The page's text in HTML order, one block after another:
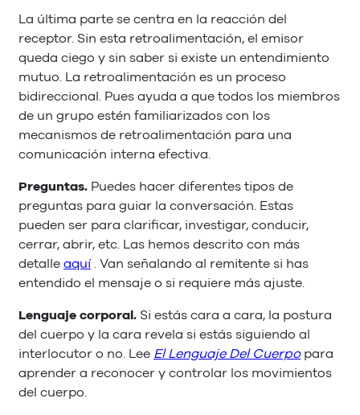
La última parte se centra en la reacción del
receptor. Sin esta retroalimentación, el emisor
queda ciego y sin saber si existe un entendimiento
mutuo. La retroalimentación es un proceso
bidireccional. Pues ayuda a que todos los miembros
de un grupo estén familiarizados con los
mecanismos de retroalimentación para una
comunicación interna efectiva.
Preguntas. Puedes hacer diferentes tipos de
preguntas para guiar la conversación. Estas
pueden ser para clarificar, investigar, conducir,
cerrar, abrir, etc. Las hemos descrito con más
detalleaquí. Van señalando al remitente si has
entendido el mensaje o si requiere más ajuste.
Lenguaje corporal. Si estás cara a cara, la postura
del cuerpo y la cara revela si estás siguiendo al
interlocutor o no. LeeEl Lenguaje Del Cuerpo para
aprender a reconocer y controlar los movimientos
del cuerpo.